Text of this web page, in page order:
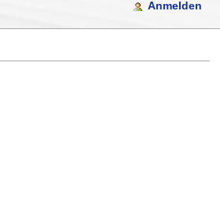
Anmelden